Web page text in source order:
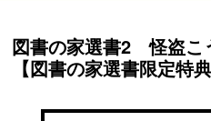
図書の家選書2 怪盗
【図書の家選書限定特